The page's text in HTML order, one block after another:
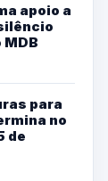
apoio a
para
no
de